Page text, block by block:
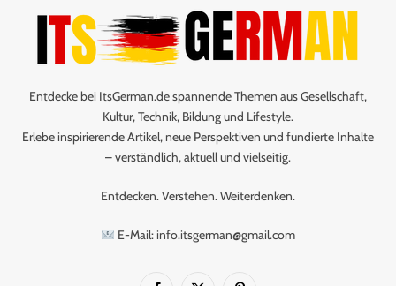
Entdecke bei ItsGerman.de spannende Themen aus Gesellschaft,
Kultur, Technik, Bildung und Lifestyle.
Erlebe inspirierende Artikel, neue Perspektiven und fundierte Inhalte
– verständlich, aktuell und vielseitig.
Entdecken. Verstehen. Weiterdenken.
E-Mail: info.itsgerman@gmail.com